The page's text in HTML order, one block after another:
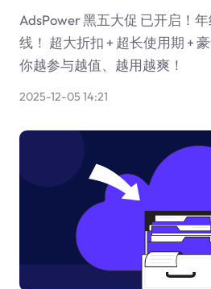
AdsPower 黑五大促 已开启！
线！ 超大折扣 + 超长使用期 +
你越参与越值、越用越爽！
2025-12-05 14:21